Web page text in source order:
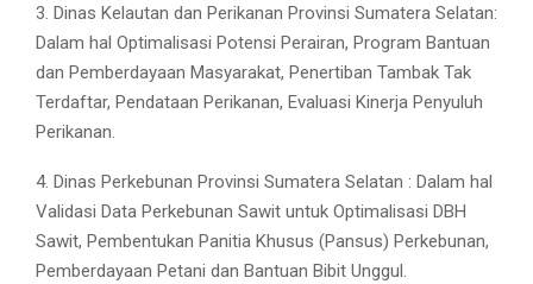
3. Dinas Kelautan dan Perikanan Provinsi Sumatera Selatan:
Dalam hal Optimalisasi Potensi Perairan, Program Bantuan
dan Pemberdayaan Masyarakat, Penertiban Tambak Tak
Terdaftar, Pendataan Perikanan, Evaluasi Kinerja Penyuluh
Perikanan.
4. Dinas Perkebunan Provinsi Sumatera Selatan : Dalam hal
Validasi Data Perkebunan Sawit untuk Optimalisasi DBH
Sawit, Pembentukan Panitia Khusus (Pansus) Perkebunan,
Pemberdayaan Petani dan Bantuan Bibit Unggul.